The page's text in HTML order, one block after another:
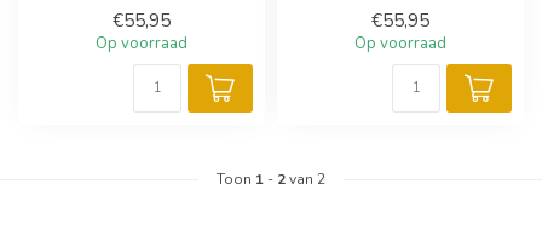
€55,95
Op voorraad
€55,95
Op voorraad
Toon 1 - 2van 2